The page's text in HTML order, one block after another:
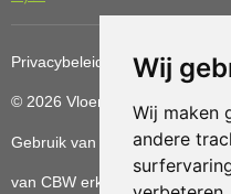
Wij
Wij maken
andere
Privacybeleid Cookiebeleid
© 2026 Vloerenvoordelig
Gebruik van deze site
van CBW erkende woonwinkels